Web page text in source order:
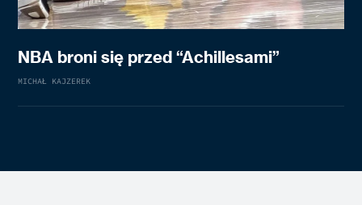
NBA broni się przed “Achillesami”
MICHAŁ KAJZEREK